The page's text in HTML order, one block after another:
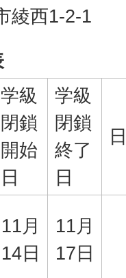
綾西1-2-1
学級
閉鎖
開始
日
学級
閉鎖
終了
日
11月
14日
11月
17日